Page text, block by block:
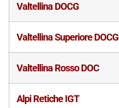
Valtellina DOCG
Valtellina Superiore DOCG
Valtellina Rosso DOC
Alpi Retiche IGT